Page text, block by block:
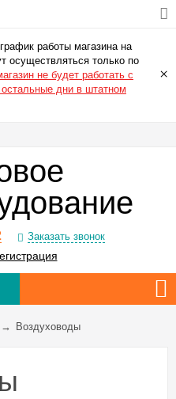
работы магазина на
осуществляться только по
не будет работать с
дни в штатном
×
Заказать звонок
→ Воздуховоды